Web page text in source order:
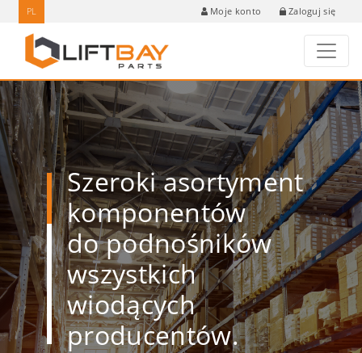
PL Moje konto Zaloguj się
Szeroki asortyment
komponentów
do podnośników
wszystkich
wiodących
producentów.